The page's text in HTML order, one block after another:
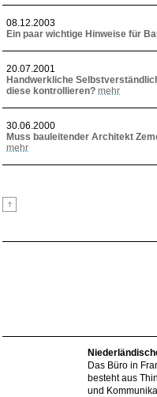
08.12.2003
Ein paar wichtige Hinweise für
20.07.2001
Handwerkliche
diese kontrollieren? mehr
30.06.2000
Muss bauleitender Architekt
mehr
Das Büro in
besteht aus
und